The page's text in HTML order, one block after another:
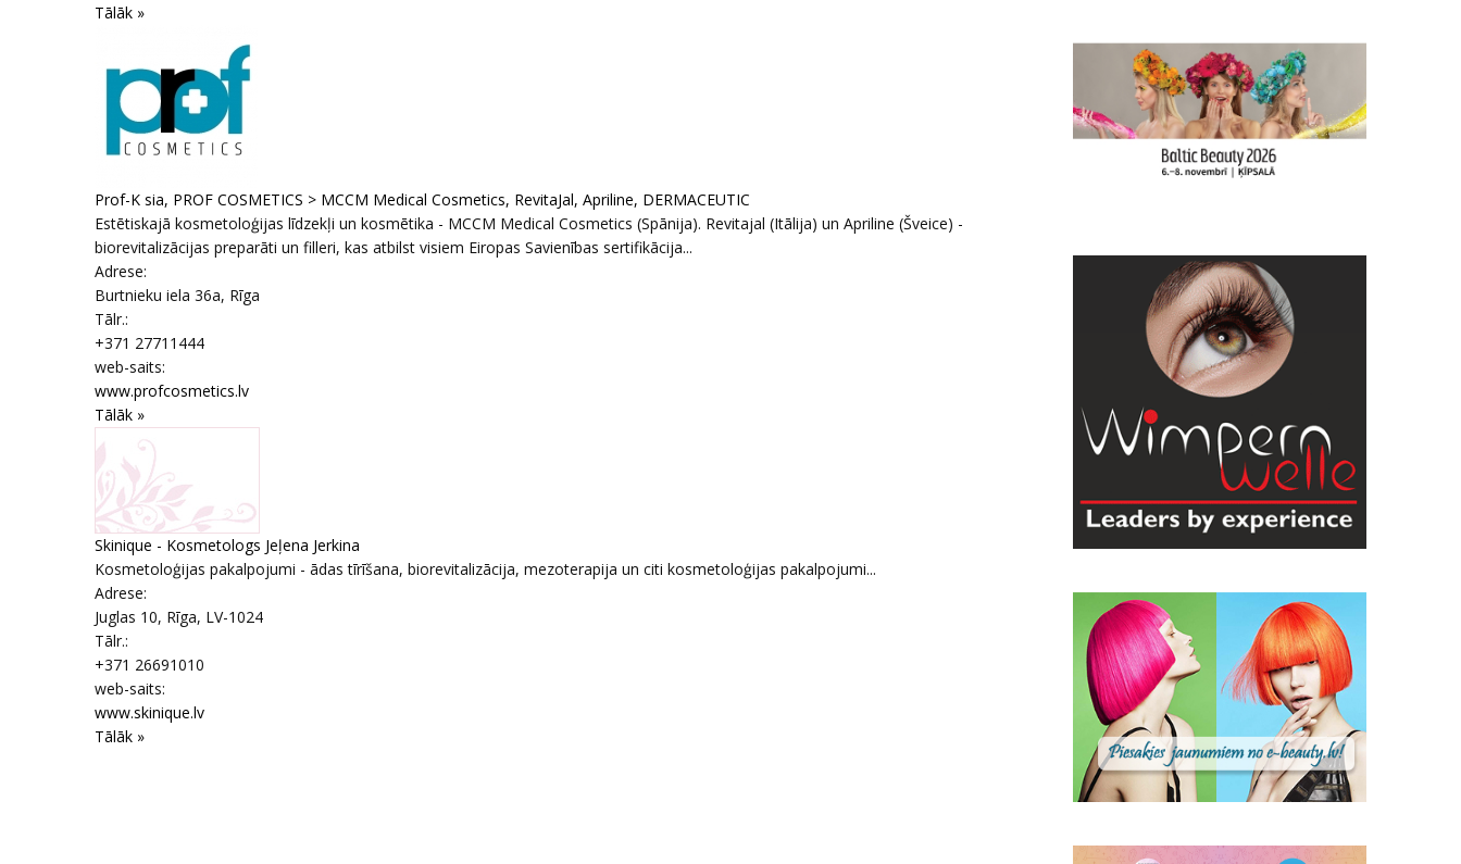
Tālāk »
Prof-K sia, PROF COSMETICS > MCCM Medical Cosmetics, RevitaJal, Apriline, DERMACEUTIC
Estētiskajā kosmetoloģijas līdzekļi un kosmētika - MCCM Medical Cosmetics (Spānija). Revitajal (Itālija) un Apriline (Šveice) -
biorevitalizācijas preparāti un filleri, kas atbilst visiem Eiropas Savienības sertifikācija...
Adrese:
Burtnieku iela 36a, Rīga
Tālr.:
+371 27711444
web-saits:
www.profcosmetics.lv
Tālāk »
Skinique - Kosmetologs Jeļena Jerkina
Kosmetoloģijas pakalpojumi - ādas tīrīšana, biorevitalizācija, mezoterapija un citi kosmetoloģijas pakalpojumi...
Adrese:
Juglas 10, Rīga, LV-1024
Tālr.:
+371 26691010
web-saits:
www.skinique.lv
Tālāk »